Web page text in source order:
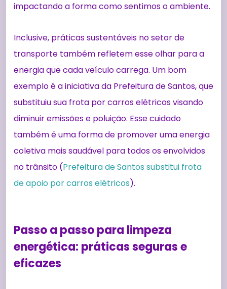
impactando a forma como sentimos o ambiente.
Inclusive, práticas sustentáveis no setor de
transporte também refletem esse olhar para a
energia que cada veículo carrega. Um bom
exemplo é a iniciativa da Prefeitura de Santos, que
substituiu sua frota por carros elétricos visando
diminuir emissões e poluição. Esse cuidado
também é uma forma de promover uma energia
coletiva mais saudável para todos os envolvidos
no trânsito (Prefeitura de Santos substitui frota
de apoio por carros elétricos).
Passo a passo para limpeza
energética: práticas seguras e
eficazes